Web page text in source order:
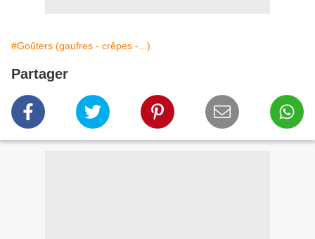
#Goûters (gaufres - crêpes -...)
Partager